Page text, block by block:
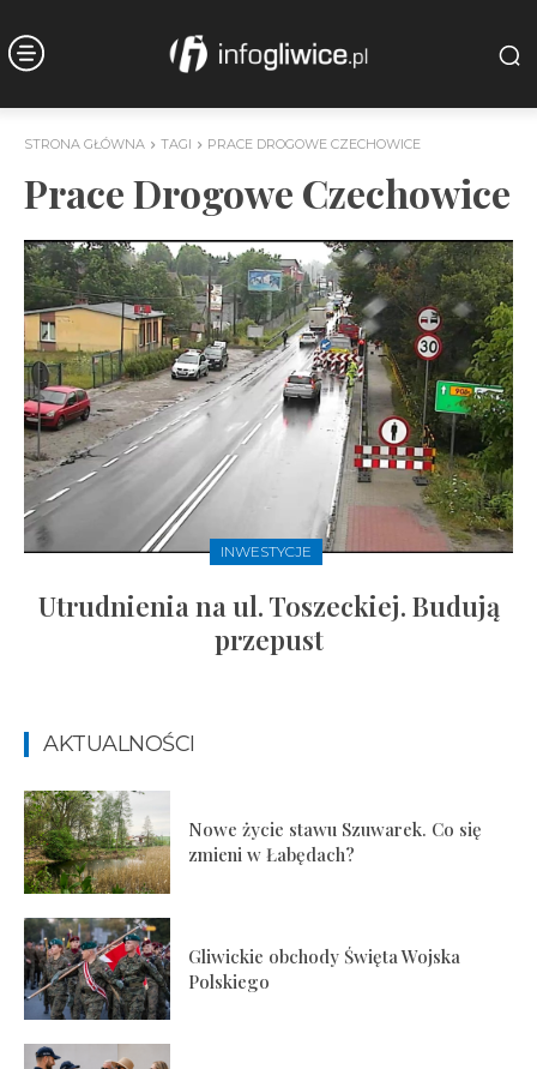
STRONA GŁÓWNA TAGI PRACE DROGOWE CZECHOWICE
Prace Drogowe Czechowice
INWESTYCJE
Utrudnienia na ul. Toszeckiej. Budują
przepust
AKTUALNOŚCI
Nowe życie stawu Szuwarek. Co się
zmieni w Łabędach?
Gliwickie obchody Święta Wojska
Polskiego